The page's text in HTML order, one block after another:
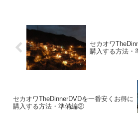
セカオワ
購入する方法
セカオワTheDinnerDVDを一番安くお得に
購入する方法・準備編②